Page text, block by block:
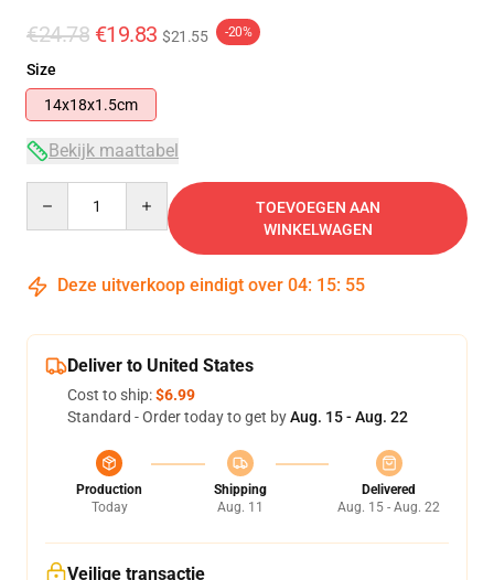
€24.78 €19.83 $21.55 -20%
Size
14x18x1.5cm
Bekijk maattabel
TOEVOEGEN AAN
WINKELWAGEN
Deze uitverkoop eindigt over 04: 15: 54
Deliver to United States
Cost to ship:$6.99
Standard - Order today to get byAug. 15 - Aug. 22
Production
Today
Shipping
Aug. 11
Delivered
Aug. 15 - Aug. 22
Veilige transactie